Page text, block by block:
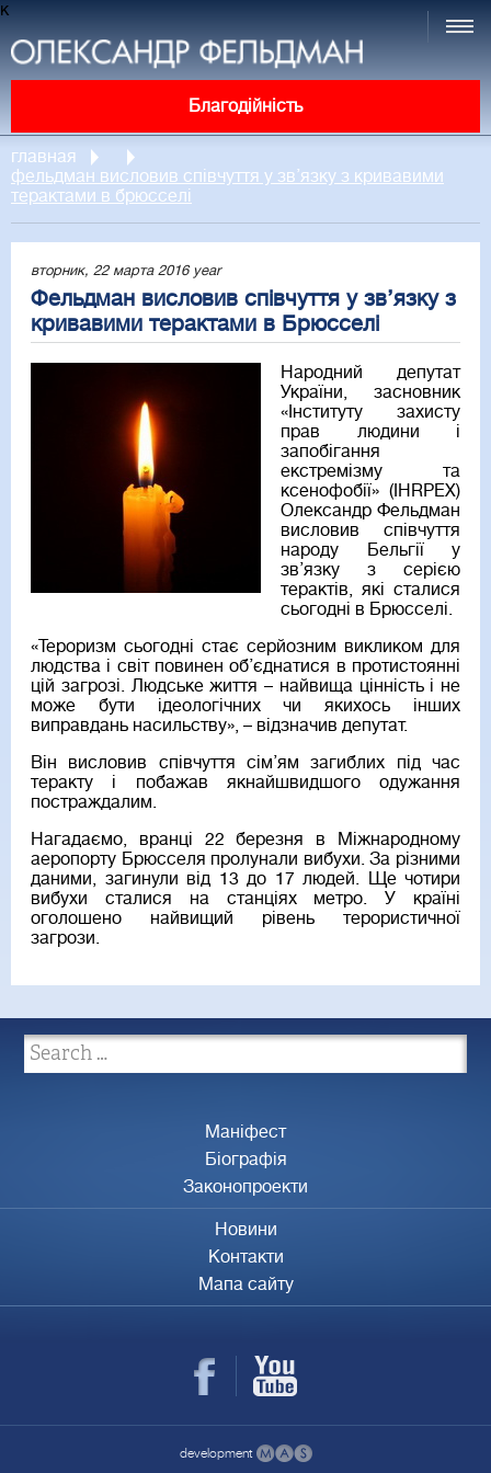
к
Благодійність
главная
фельдман висловив співчуття у зв’язку з кривавими
терактами в брюсселі
вторник, 22 марта 2016 year
Фельдман висловив співчуття у зв’язку з
кривавими терактами в Брюсселі
Народний депутат
України, засновник
«Інституту захисту
прав людини і
запобігання
екстремізму та
ксенофобії» (IHRPEX)
Олександр Фельдман
висловив співчуття
народу Бельгії у
зв’язку з серією
терактів, які сталися
сьогодні в Брюсселі.
«Тероризм сьогодні стає серйозним викликом для
людства і світ повинен об’єднатися в протистоянні
цій загрозі. Людське життя – найвища цінність і не
може бути ідеологічних чи якихось інших
виправдань насильству», – відзначив депутат.
Він висловив співчуття сім’ям загиблих під час
теракту і побажав якнайшвидшого одужання
постраждалим.
Нагадаємо, вранці 22 березня в Міжнародному
аеропорту Брюсселя пролунали вибухи. За різними
даними, загинули від 13 до 17 людей. Ще чотири
вибухи сталися на станціях метро. У країні
оголошено найвищий рівень терористичної
загрози.
Маніфест
Біографія
Законопроекти
Новини
Контакти
Мапа сайту
development